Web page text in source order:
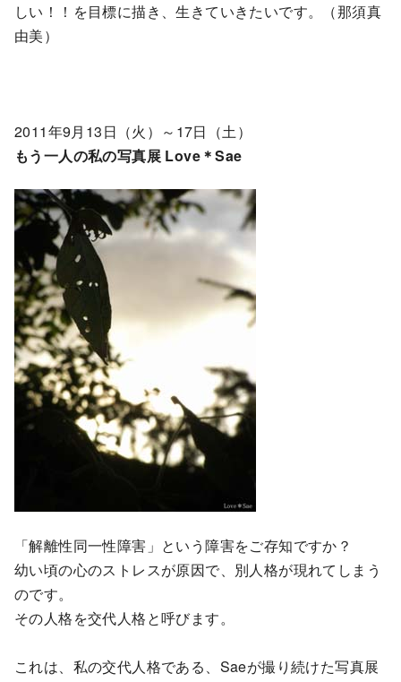
しい！！を目標に描き、生きていきたいです。（那須真
由美）
2011年9月13日（火）～17日（土）
もう一人の私の写真展 Love＊Sae
「解離性同一性障害」という障害をご存知ですか？
幼い頃の心のストレスが原因で、別人格が現れてしまう
のです。
その人格を交代人格と呼びます。
これは、私の交代人格である、Saeが撮り続けた写真展